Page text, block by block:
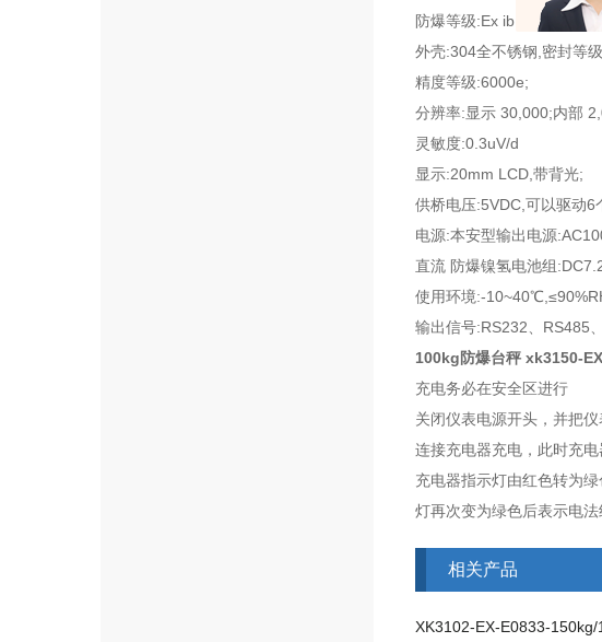
防爆等级:Ex ibIICT3/T5( 使
外壳:304全不锈钢,密封等
精度等级:6000e;
分辨率:显示 30,000;内部
灵敏度:0.3uV/d
显示:20mm LCD ,带背光;
供桥电压:5VDC ,可以驱动6
电源:本安型输出电源
直流 防爆镍氢电池组:
使用环境:-10~40℃,≤
输出信号:RS232 RS485
100kg防爆台秤 xk3150-
充电务必在安全区进行
关闭仪表电源开头，并把
连接充电器充电，此时充
充电器指示灯由红色转为
灯再次变为绿色后表示电法
相关产品